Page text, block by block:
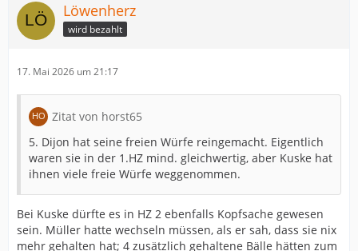
Löwenherz
wird bezahlt
17. Mai 2026 um 21:17
Zitat von horst65
5. Dijon hat seine freien Würfe reingemacht. Eigentlich
waren sie in der 1.HZ mind. gleichwertig, aber Kuske hat
ihnen viele freie Würfe weggenommen.
Bei Kuske dürfte es in HZ 2 ebenfalls Kopfsache gewesen
sein. Müller hatte wechseln müssen, als er sah, dass sie nix
mehr gehalten hat; 4 zusätzlich gehaltene Bälle hätten zum